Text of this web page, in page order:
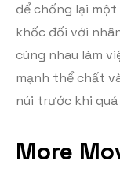
để chống lại
khốc đối với
cùng nhau làm
mạnh thể chất
núi trước khi quá
More